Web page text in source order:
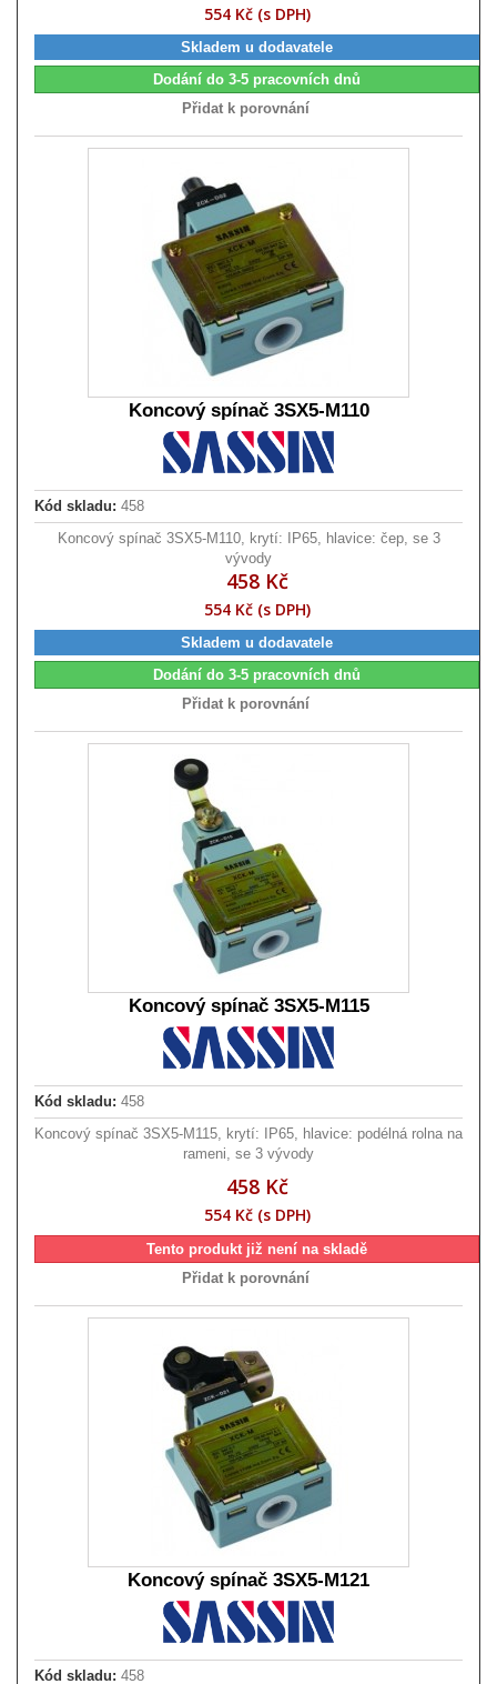
554 Kč (s DPH)
Skladem u dodavatele
Dodání do 3-5 pracovních dnů
Přidat k porovnání
Koncový spínač 3SX5-M110
Kód skladu: 458
Koncový spínač 3SX5-M110, krytí: IP65, hlavice: čep, se 3
vývody
458 Kč
554 Kč (s DPH)
Skladem u dodavatele
Dodání do 3-5 pracovních dnů
Přidat k porovnání
Koncový spínač 3SX5-M115
Kód skladu: 458
Koncový spínač 3SX5-M115, krytí: IP65, hlavice: podélná rolna na
rameni, se 3 vývody
458 Kč
554 Kč (s DPH)
Tento produkt již není na skladě
Přidat k porovnání
Koncový spínač 3SX5-M121
Kód skladu: 458